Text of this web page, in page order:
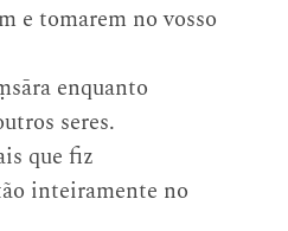
e tomarem no vosso
enquanto
seres.
que fiz
inteiramente no